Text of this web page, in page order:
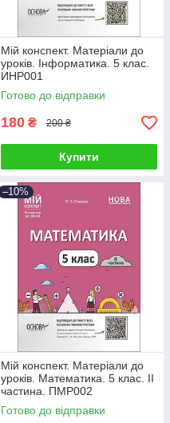
Мій конспект. Матеріали до
уроків. Інформатика. 5 клас.
ИНР001
Готово до відправки
180 ₴ 200 ₴
Купити
–10%
Мій конспект. Матеріали до
уроків. Математика. 5 клас. II
частина. ПМР002
Готово до відправки